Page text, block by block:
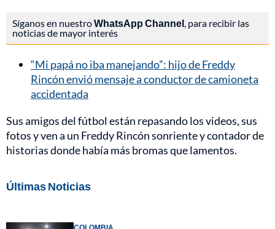
Síganos en nuestroWhatsApp Channel , para recibir las
noticias de mayor interés
“Mi papá no iba manejando”: hijo de Freddy
Rincón envió mensaje a conductor de camioneta
accidentada
Sus amigos del fútbol están repasando los videos, sus
fotos y ven a un Freddy Rincón sonriente y contador de
historias donde había más bromas que lamentos.
Últimas Noticias